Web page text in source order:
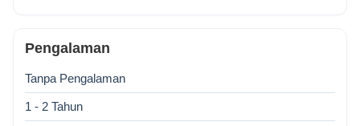
Pengalaman
Tanpa Pengalaman
1 - 2 Tahun